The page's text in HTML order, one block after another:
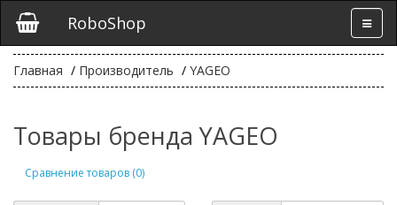
RoboShop
Главная Производитель YAGEO
Товары бренда YAGEO
Сравнение товаров (0)